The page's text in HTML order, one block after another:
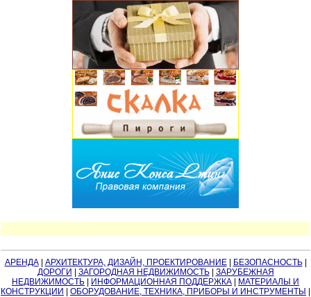
АРЕНДА| АРХИТЕКТУРА, ДИЗАЙН, ПРОЕКТИРОВАНИЕ| БЕЗОПАСНОСТЬ|
ДОРОГИ
ЗАГОРОДНАЯ НЕДВИЖИМОСТЬ| ЗАРУБЕЖНАЯ
НЕДВИЖИМОСТЬ
ИНФОРМАЦИОННАЯ ПОДДЕРЖКА
МАТЕРИАЛЫ И
КОНСТРУКЦИИ
ОБОРУДОВАНИЕ, ТЕХНИКА, ПРИБОРЫ И ИНСТРУМЕНТЫ